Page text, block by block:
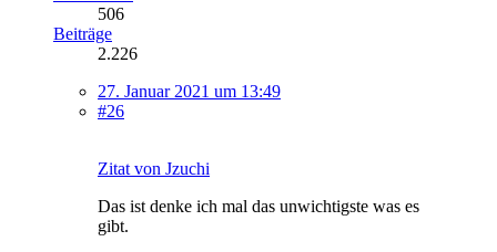
506
Beiträge
2.226
27. Januar 2021 um 13:49
#26
Zitat von Jzuchi
Das ist denke ich mal das unwichtigste was es
gibt.